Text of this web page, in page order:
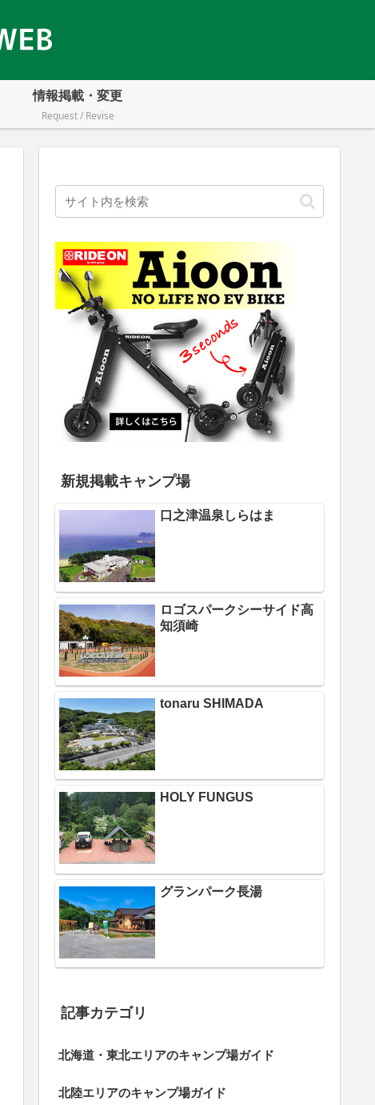
情報掲載・変更
Request / Revise
新規掲載キャンプ場
口之津温泉しらはま
ロゴスパークシーサイド高
知須崎
tonaru SHIMADA
HOLY FUNGUS
グランパーク長湯
記事カテゴリ
北海道・東北エリアのキャンプ場ガイド
北陸エリアのキャンプ場ガイド